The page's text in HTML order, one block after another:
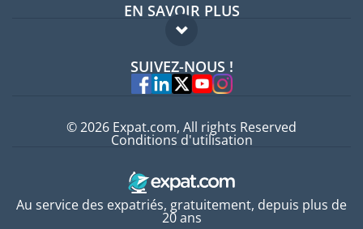
Guides pays
EN SAVOIR PLUS
FAQ
Experts
SUIVEZ-NOUS !
Au service des expatriés, gratuitement, depuis plus de
20 ans
© 2026 Expat.com, All rights Reserved
Conditions d'utilisation